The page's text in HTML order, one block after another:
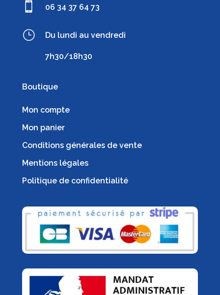
 06 34 37 64 73
} Du lundi au vendredi
7h30/18h30
Boutique
Mon compte
Mon panier
Conditions générales de vente
Mentions légales
Politique de confidentialité